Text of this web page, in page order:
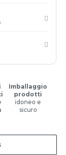
Imballaggio
prodotti
idoneo e
sicuro